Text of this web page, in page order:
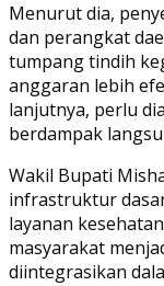
Menurut dia,
dan perangkat
tumpang tindih
anggaran lebih
lanjutnya, perlu
berdampak
Wakil Bupati
infrastruktur
layanan
masyarakat
diintegrasikan